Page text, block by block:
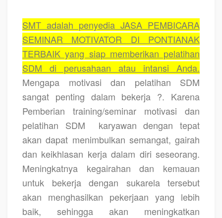
SMT adalah penyedia JASA PEMBICARA
SEMINAR MOTIVATOR DI PONTIANAK
TERBAIK yang siap memberikan pelatihan
SDM di perusahaan atau intansi Anda.
Mengapa motivasi dan pelatihan SDM
sangat penting dalam bekerja ?. Karena
Pemberian training/seminar motivasi dan
pelatihan SDM
karyawan dengan tepat
akan dapat menimbulkan semangat, gairah
dan keikhlasan kerja dalam diri seseorang.
Meningkatnya kegairahan dan kemauan
untuk bekerja dengan sukarela tersebut
akan menghasilkan pekerjaan yang lebih
baik, sehingga akan meningkatkan